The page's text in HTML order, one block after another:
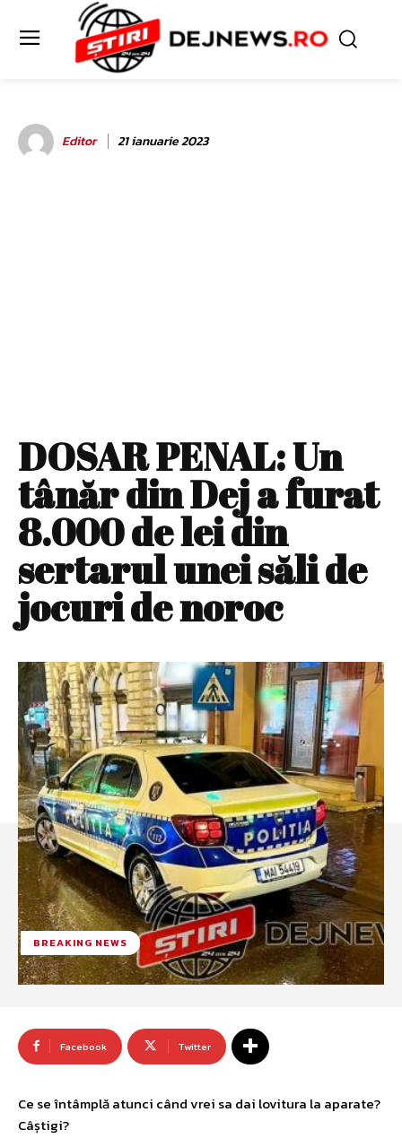
Editor 21 ianuarie 2023
DOSAR PENAL: Un
tânăr din Dej a furat
8.000 de lei din
sertarul unei săli de
jocuri de noroc
BREAKING NEWS
Facebook Twitter
Ce se întâmplă atunci când vrei sa dai lovitura la aparate?
Câștigi?